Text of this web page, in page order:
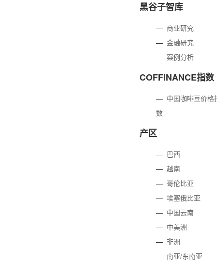
黑谷子智库
— 商业研究
—金融研究
—案例分析
COFFINANCE指数
— 中国咖啡豆价格
数
产区
— 巴西
—越南
—哥伦比亚
—埃塞俄比亚
— 中国云南
— 中美洲
—非洲
—南亚/东南亚